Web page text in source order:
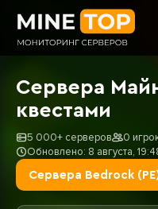
Сервера
квестами
5 000+ серверов
0
Обновлено: 8 августа,
Сервера Bedrock